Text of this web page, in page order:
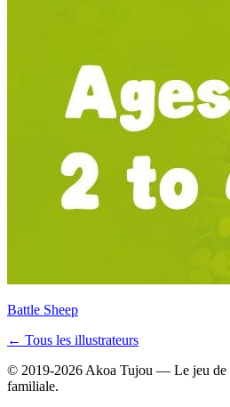
Battle Sheep
← Tous les illustrateurs
© 2019-2026 Akoa Tujou — Le jeu de
familiale.